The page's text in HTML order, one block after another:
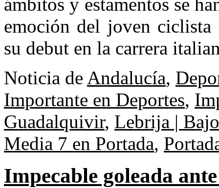
emoción del joven
su debut en la carrera
Noticia de Andalucía,
Importante en Deportes,
Guadalquivir, Lebrija |
Media 7 en Portada,
Impecable goleada